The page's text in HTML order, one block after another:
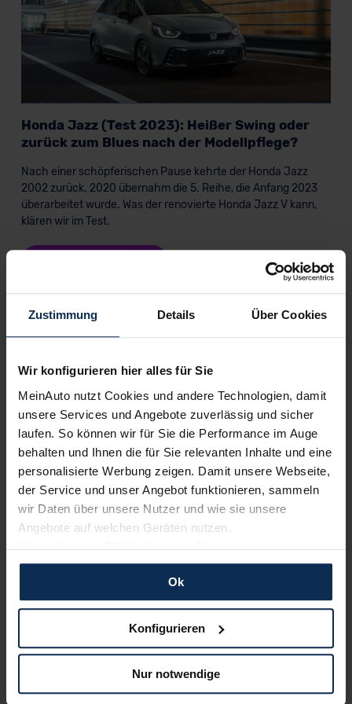
Zustimmung Details Über Cookies
Wir konfigurieren hier alles für Sie
MeinAuto nutzt Cookies und andere Technologien, damit
unsere Services und Angebote zuverlässig und sicher
laufen. So können wir für Sie die Performance im Auge
behalten und Ihnen die für Sie relevanten Inhalte und eine
personalisierte Werbung zeigen. Damit unsere Webseite,
der Service und unser Angebot funktionieren, sammeln
wir Daten über unsere Nutzer und wie sie unsere
Angebote auf welchen Geräten nutzen.
Wenn Sie das „OK“ finden, sind Sie damit einverstanden
und erlauben uns Cookies für unseren Service zu
verwenden und diese Daten an Dritte weiterzugeben,
etwa an unsere Marketingpartner. Falls Sie dem nicht
zustimmen möchten, beschränken wir uns auf die
dann nicht auf Sie zuschneiden und Sie somit nicht
perfekt auf dem Weg zu Ihrem Neuwagen unterstützen.
Sie können die Einstellungen jederzeit anpassen oder
Ok
Konfigurieren
Nur notwendige
Honda Jazz (Test 2023): Heißer Swing oder
zurück zum Blues nach der Modellpflege?
Nach einer schöpferischen Pause kehrte der Honda Jazz
2002 zurück. 2020 übernahm die 5. Reihe, die Anfang 2023
überarbeitet wurde. Was der renovierte Honda Jazz V kann,
klären wir im Test.
Honda Civic e:HEV (Test 2022): Mit voller Hybrid-
Kraft der Mittelklasse entgegen
Nachrichten
KI-generiert